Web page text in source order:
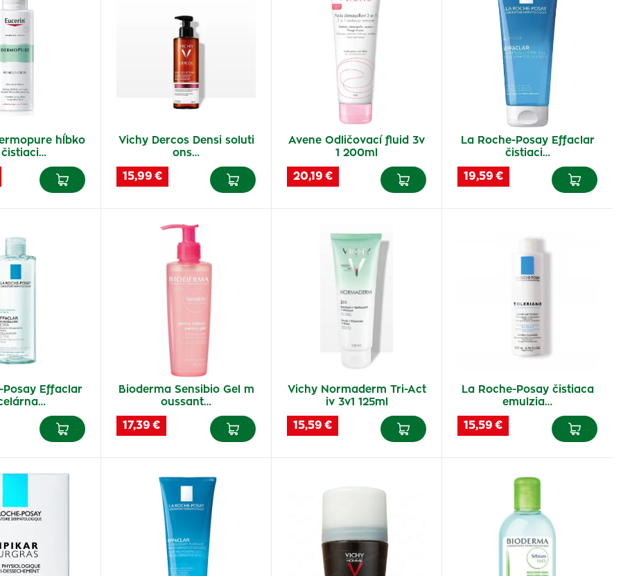
hĺbko
Vichy Dercos Densi soluti
ons…
15,99 €
Avene Odličovací fluid 3v
1 200ml
20,19 €
La Roche-Posay Effaclar
čistiaci…
19,59 €
Posay Effaclar
Bioderma Sensibio Gel m
oussant…
17,39 €
Vichy Normaderm Tri-Act
iv 3v1 125ml
15,59 €
La Roche-Posay čistiaca
emulzia…
15,59 €